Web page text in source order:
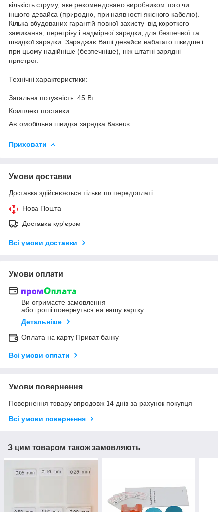
кількість струму, яке рекомендовано виробником того чи
іншого девайса (природно, при наявності якісного кабелю).
Кілька вбудованих гарантій повної захисту: від короткого
замикання, перегріву і надмірної зарядки, для безпечної та
швидкої зарядки. Заряджає Ваші девайси набагато швидше і
при цьому надійніше (безпечніше), ніж штатні зарядні
пристрої.
Технічні характеристики:
Загальна потужність: 45 Вт.
Комплект поставки:
Автомобільна швидка зарядка Baseus
Приховати
Умови доставки
Доставка здійснюється тільки по передоплаті.
Нова Пошта
Доставка кур'єром
Всі умови доставки
Умови оплати
Ви отримаєте замовлення
або гроші повернуться на вашу картку
Детальніше
Оплата на карту Приват банку
Всі умови оплати
Умови повернення
Повернення товару впродовж 14 днів за рахунок покупця
Всі умови повернення
З цим товаром також замовляють